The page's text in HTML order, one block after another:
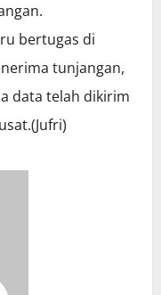
bertugas di
tunjangan,
data telah dikirim